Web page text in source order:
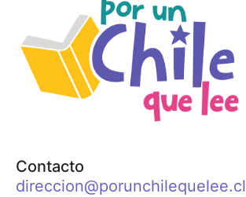
Contacto
direccion@porunchilequelee.cl